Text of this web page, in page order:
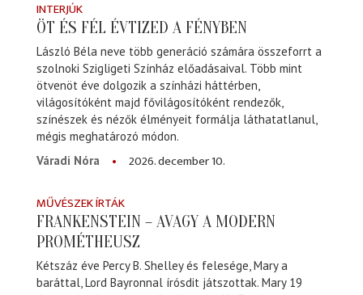
INTERJÚK
ÖT ÉS FÉL ÉVTIZED A FÉNYBEN
László Béla neve több generáció számára összeforrt a
szolnoki Szigligeti Színház előadásaival. Több mint
ötvenöt éve dolgozik a színházi háttérben,
világosítóként majd fővilágosítóként rendezők,
színészek és nézők élményeit formálja láthatatlanul,
mégis meghatározó módon.
Váradi Nóra
2026. december 10.
MŰVÉSZEK ÍRTÁK
FRANKENSTEIN – AVAGY A MODERN
PROMÉTHEUSZ
Kétszáz éve Percy B. Shelley és felesége, Mary a
baráttal, Lord Bayronnal írósdit játszottak. Mary 19